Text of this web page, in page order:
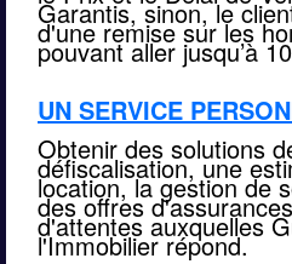
Garantis, sinon, le
d'une remise sur les
pouvant aller jusqu’à
UN SERVICE
Obtenir des solutions
défiscalisation, une
location, la gestion de
des offres
d'attentes auxquelles
l'Immobilier répond.